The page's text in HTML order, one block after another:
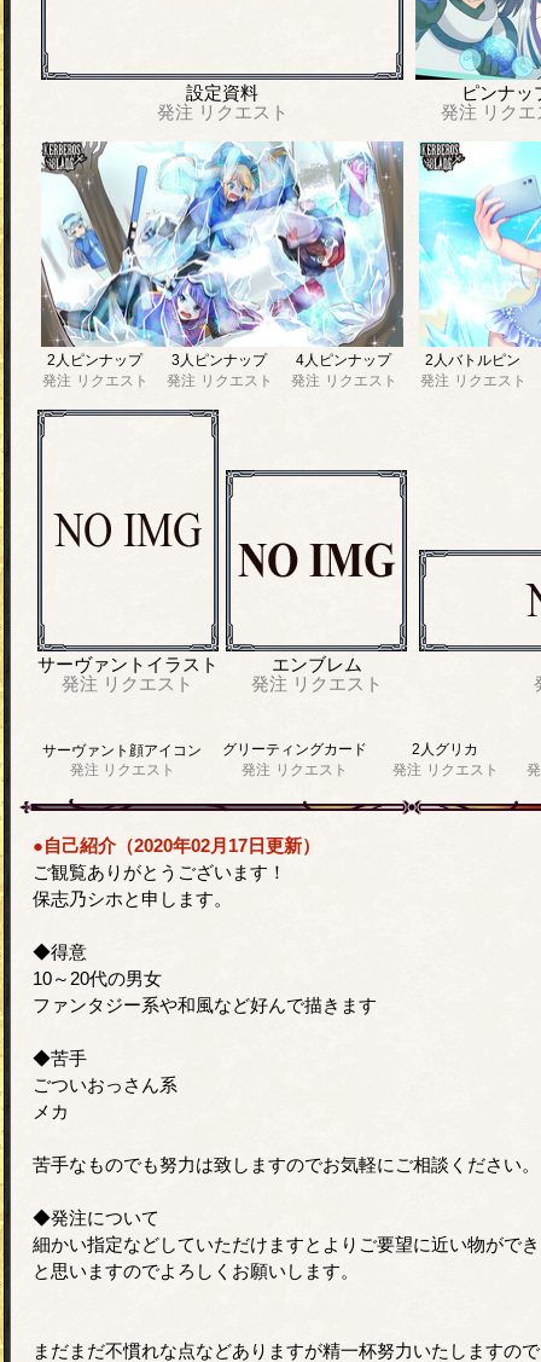
設定資料
発注 リクエスト
ピンナッ
発注 リク
2人ピンナップ
発注 リクエスト
3人ピンナップ
発注 リクエスト
4人ピンナップ
発注 リクエスト
2人バトルピン
発注 リクエスト
サーヴァントイラスト
発注 リクエスト
エンブレム
発注 リクエスト
サーヴァント顔アイコン
発注 リクエスト
グリーティングカード
発注 リクエスト
2人グリカ
発注 リクエスト
●自己紹介（2020年02月17日更新）
ご観覧ありがとうございます！
保志乃シホと申します。
◆得意
10～20代の男女
ファンタジー系や和風など好んで描きます
◆苦手
ごついおっさん系
メカ
苦手なものでも努力は致しますのでお気軽にご相談ください。
◆発注について
細かい指定などしていただけますとよりご要望に近い物がで
と思いますのでよろしくお願いします。
まだまだ不慣れな点などありますが精一杯努力いたしますの